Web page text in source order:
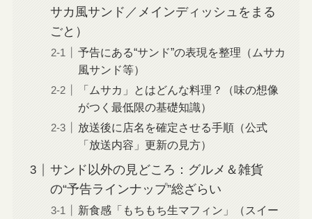
サカ風サンド／メインディッシュをまる
ごと）
予告にある“サンド”の表現を整理（ムサカ
風サンド等）
「ムサカ」とはどんな料理？（味の想像
がつく最低限の基礎知識）
放送後に店名を確定させる手順（公式
「放送内容」更新の見方）
サンド以外の見どころ：グルメ＆雑貨
の“予告ラインナップ”総ざらい
新食感「もちもち生マフィン」（スイー